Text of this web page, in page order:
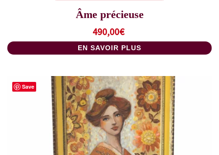
Âme précieuse
490,00€
EN SAVOIR PLUS
Save